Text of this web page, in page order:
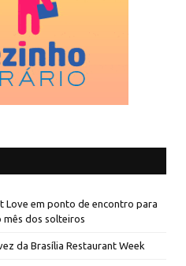
Love em ponto de encontro para
mês dos solteiros
da Brasília Restaurant Week